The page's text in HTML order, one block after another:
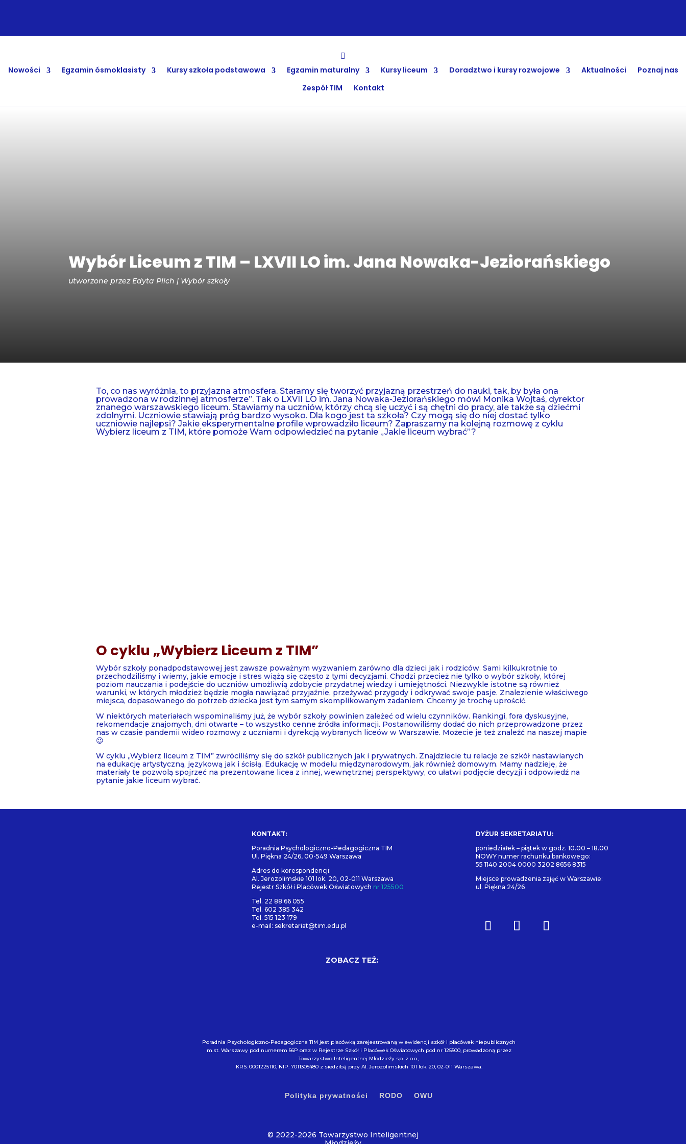
Nowości Egzamin ósmoklasisty Kursy szkoła podstawowa Egzamin maturalny Kursy liceum Doradztwo i kursy rozwojowe Aktualności
Poznaj nas
Zespół TIM
Kontakt
Wybór Liceum z TIM – LXVII LO im. Jana Nowaka-Jeziorańskiego
utworzone przez Edyta Plich Wybór szkoły
To, co nas wyróżnia, to przyjazna atmosfera. Staramy się tworzyć przyjazną przestrzeń do nauki, tak, by była ona
prowadzona w rodzinnej atmosferze”. Tak o LXVII LO im. Jana Nowaka-Jeziorańskiego mówi Monika Wojtaś, dyrektor
znanego warszawskiego liceum. Stawiamy na uczniów, którzy chcą się uczyć i są chętni do pracy, ale także są dziećmi
zdolnymi. Uczniowie stawiają próg bardzo wysoko. Dla kogo jest ta szkoła? Czy mogą się do niej dostać tylko
uczniowie najlepsi? Jakie eksperymentalne profile wprowadziło liceum? Zapraszamy na kolejną rozmowę z cyklu
Wybierz liceum z TIM, które pomoże Wam odpowiedzieć na pytanie „Jakie liceum wybrać”?
O cyklu „Wybierz Liceum z TIM”
Wybór szkoły ponadpodstawowej jest zawsze poważnym wyzwaniem zarówno dla dzieci jak i rodziców. Sami kilkukrotnie to
przechodziliśmy i wiemy, jakie emocje i stres wiążą się często z tymi decyzjami. Chodzi przecież nie tylko o wybór szkoły, której
poziom nauczania i podejście do uczniów umożliwią zdobycie przydatnej wiedzy i umiejętności. Niezwykle istotne są również
warunki, w których młodzież będzie mogła nawiązać przyjaźnie, przeżywać przygody i odkrywać swoje pasje. Znalezienie właściwego
miejsca, dopasowanego do potrzeb dziecka jest tym samym skomplikowanym zadaniem. Chcemy je trochę uprościć.
W niektórych materiałach wspominaliśmy już, że wybór szkoły powinien zależeć od wielu czynników. Rankingi, fora dyskusyjne,
rekomendacje znajomych, dni otwarte – to wszystko cenne źródła informacji. Postanowiliśmy dodać do nich przeprowadzone przez
nas w czasie pandemii wideo rozmowy z uczniami i dyrekcją wybranych liceów w Warszawie. Możecie je też znaleźć na naszej mapie
😉
W cyklu „Wybierz liceum z TIM” zwróciliśmy się do szkół publicznych jak i prywatnych. Znajdziecie tu relacje ze szkół nastawianych
na edukację artystyczną, językową jak i ścisłą. Edukację w modelu międzynarodowym, jak również domowym. Mamy nadzieję, że
materiały te pozwolą spojrzeć na prezentowane licea z innej, wewnętrznej perspektywy, co ułatwi podjęcie decyzji i odpowiedź na
pytanie jakie liceum wybrać.
KONTAKT:
Poradnia Psychologiczno-Pedagogiczna TIM
Ul. Piękna 24/26, 00-549 Warszawa
Adres do korespondencji:
Al. Jerozolimskie 101 lok. 20, 02-011 Warszawa
Rejestr Szkół i Placówek Oświatowych nr 125500
Tel. 22 88 66 055
Tel. 602 385 342
Tel. 515 123 179
e-mail: sekretariat@tim.edu.pl
DYŻUR SEKRETARIATU:
poniedziałek – piątek w godz. 10.00 – 18.00
NOWY numer rachunku bankowego:
55 1140 2004 0000 3202 8656 8315
Miejsce prowadzenia zajęć w Warszawie:
ul. Piękna 24/26
ZOBACZ TEŻ:
Poradnia Psychologiczno-Pedagogiczna TIM jest placówką zarejestrowaną w ewidencji szkół i placówek niepublicznych
m.st. Warszawy pod numerem 56P oraz w Rejestrze Szkół i Placówek Oświatowych pod nr 125500, prowadzoną przez
Towarzystwo Inteligentnej Młodzieży sp. z o.o.,
KRS: 0001225110, NIP: 7011305480 z siedzibą przy Al. Jerozolimskich 101 lok. 20, 02-011 Warszawa.
Polityka prywatności RODO OWU
© 2022-2026 Towarzystwo Inteligentnej